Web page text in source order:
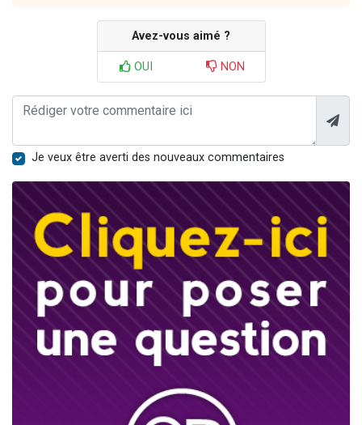
Avez-vous aimé ?
OUI NON
Je veux être averti des nouveaux commentaires